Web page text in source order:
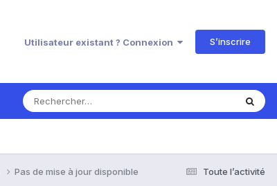
Utilisateur existant ? Connexion S’inscrire
Toute l’activité
Pas de mise à jour disponible